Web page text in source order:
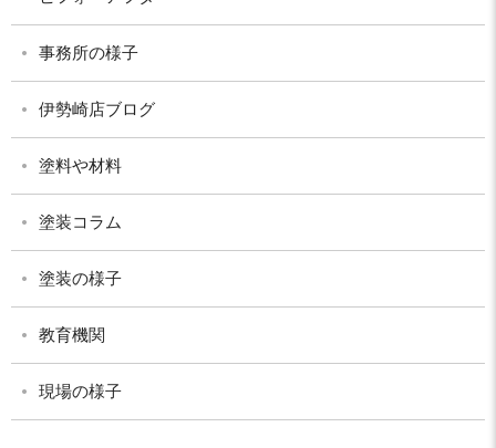
事務所の様子
伊勢崎店ブログ
塗料や材料
塗装コラム
塗装の様子
教育機関
現場の様子